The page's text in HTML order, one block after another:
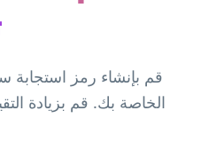
الخاصة بك. قم بزيادة